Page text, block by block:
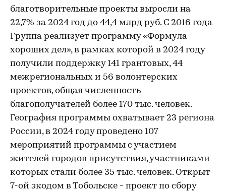
благотворительные проекты выросли на
22,7% за 2024 год до 44,4 млрд руб. С 2016 года
Группа реализует программу «Формула
хороших дел», в рамках которой в 2024 году
получили поддержку 141 грантовых, 44
межрегиональных и 56 волонтерских
проектов, общая численность
благополучателей более 170 тыс. человек.
География программы охватывает 23 региона
России, в 2024 году проведено 107
мероприятий программы с участием
жителей городов присутствия, участниками
которых стали более 35 тыс. человек. Открыт
7-ой экодом в Тобольске - проект по сбору